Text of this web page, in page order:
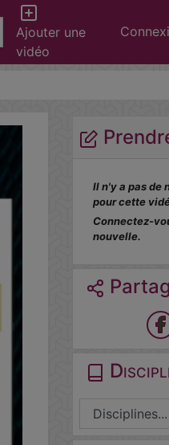
Ajouter une
vidéo
Il n'y a pas de
pour cette
Connectez-
nouvelle.